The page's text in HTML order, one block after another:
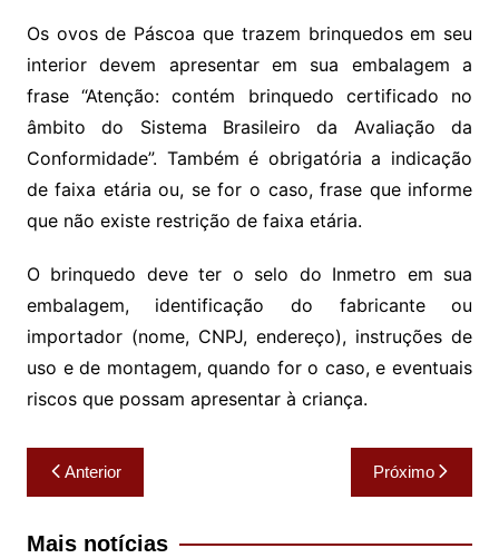
Os ovos de Páscoa que trazem brinquedos em seu
interior devem apresentar em sua embalagem a
frase “Atenção: contém brinquedo certificado no
âmbito do Sistema Brasileiro da Avaliação da
Conformidade”. Também é obrigatória a indicação
de faixa etária ou, se for o caso, frase que informe
que não existe restrição de faixa etária.
O brinquedo deve ter o selo do Inmetro em sua
embalagem, identificação do fabricante ou
importador (nome, CNPJ, endereço), instruções de
uso e de montagem, quando for o caso, e eventuais
riscos que possam apresentar à criança.
Navegação
de
Post
Anterior Próximo
Mais notícias